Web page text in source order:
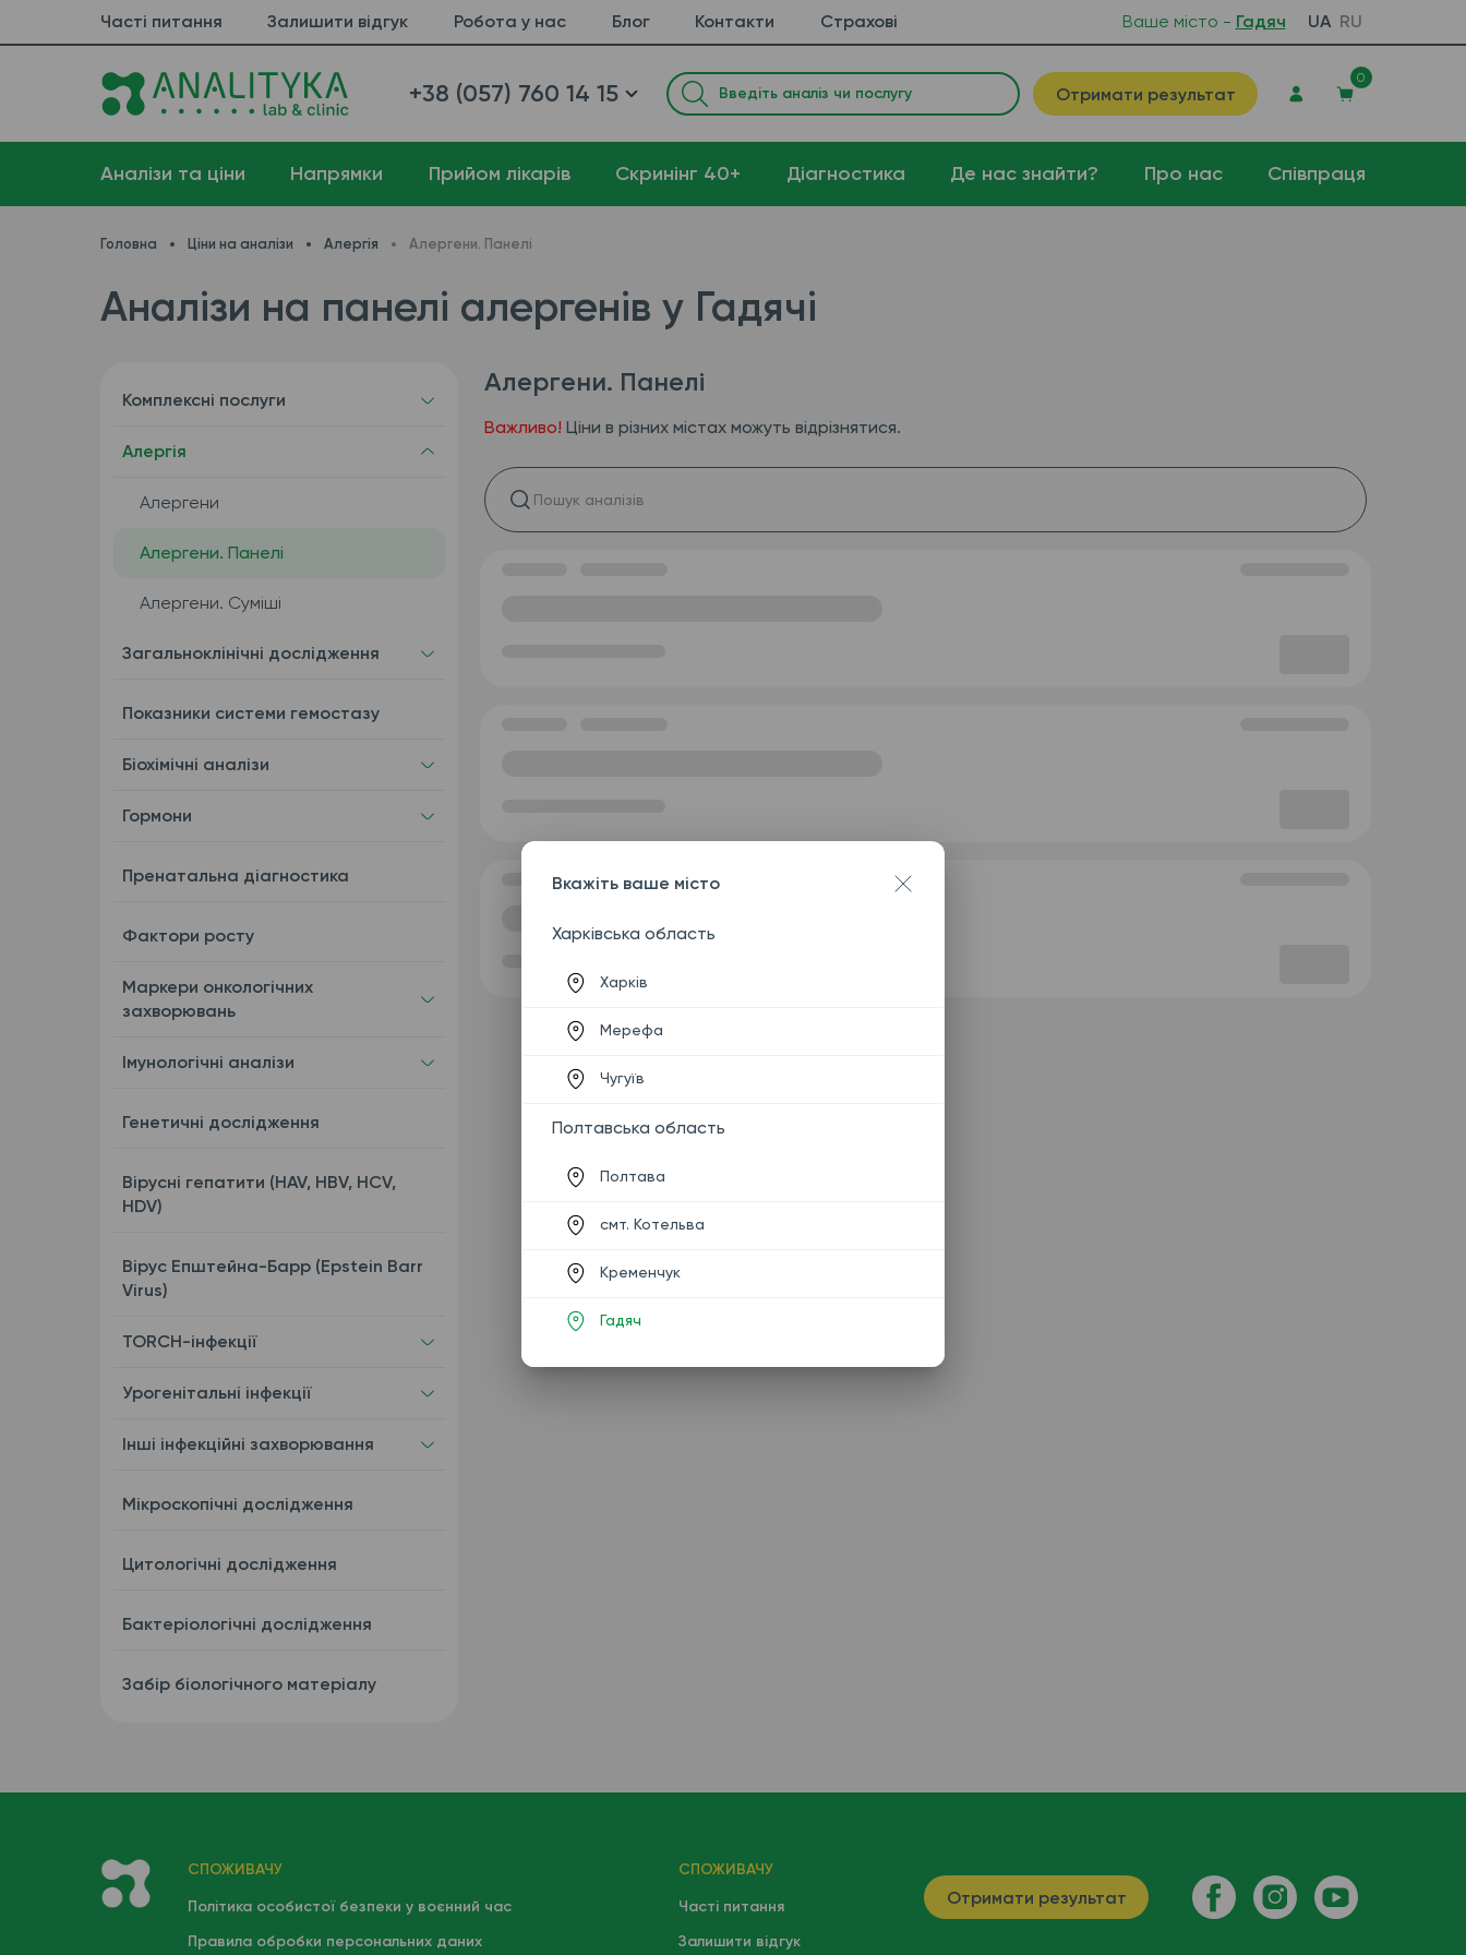
Часті питання Залишити відгук Робота у нас Блог Контакти Страхові Ваше місто - Гадяч UA RU
+38 (057) 760 14 15 Отримати результат
0
Аналізи та ціни Напрямки Прийом лікарів Cкринінг 40+ Діагностика Де нас знайти? Про нас Співпраця
Головна Ціни на аналізи Алергія Алергени. Панелі
Аналізи на панелі алергенів у Гадячі
Комплексні послуги
Алергія
Алергени
Алергени. Панелі
Алергени. Суміші
Загальноклінічні дослідження
Показники системи гемостазу
Біохімічні аналізи
Гормони
Пренатальна діагностика
Фактори росту
Маркери онкологічних
захворювань
Імунологічні аналізи
Генетичні дослідження
Вірусні гепатити (HAV, HBV, HCV,
HDV)
Вірус Епштейна-Барр (Epstein Barr
Virus)
TORCH-інфекції
Урогенітальні інфекції
Інші інфекційні захворювання
Мікроскопічні дослідження
Цитологічні дослідження
Бактеріологічні дослідження
Забір біологічного матеріалу
Алергени. Панелі
Важливо! Ціни в різних містах можуть відрізнятися.
СПОЖИВАЧУ
СПОЖИВАЧУ
Політика особистої безпеки у воєнний час
Часті питання
Правила обробки персональних даних
Залишити відгук
Отримати результат
Вкажіть ваше місто
Харківська область
Харків
Мерефа
Чугуїв
Полтавська область
Полтава
смт. Котельва
Кременчук
Гадяч